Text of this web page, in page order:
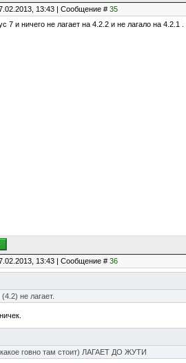
13:43 | Сообщение # 35
7 и ничего не лагает на 4.2.2 и не лагало на
13:43 | Сообщение # 36
не лагает.
говно там стоит) ЛАГАЕТ ДО ЖУТИ